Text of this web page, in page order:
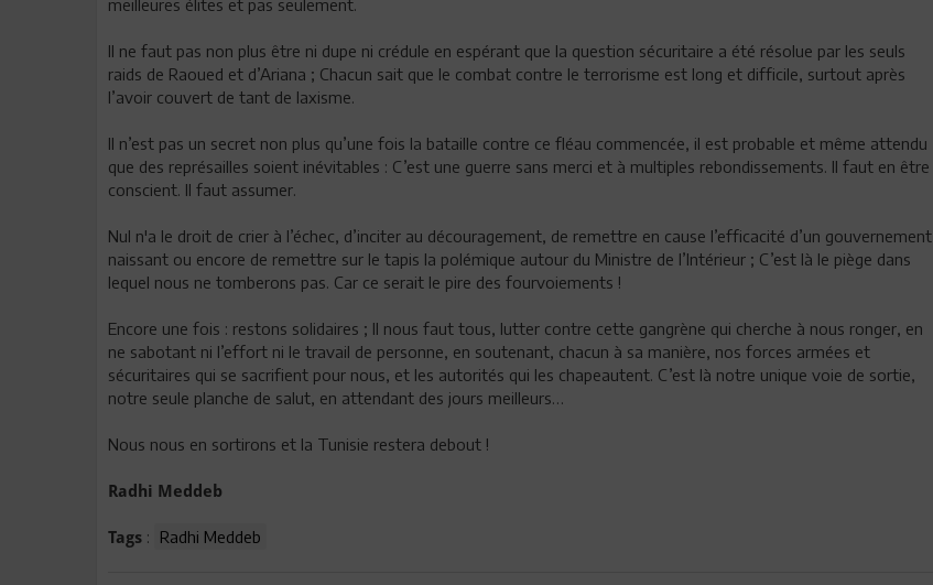
meilleures élites et pas seulement.
Il ne faut pas non plus être ni dupe ni crédule en espérant que la question sécuritaire a été résolue par les seuls
raids de Raoued et d’Ariana ; Chacun sait que le combat contre le terrorisme est long et difficile, surtout après
l’avoir couvert de tant de laxisme.
Il n’est pas un secret non plus qu’une fois la bataille contre ce fléau commencée, il est probable et même attendu
que des représailles soient inévitables : C’est une guerre sans merci et à multiples rebondissements. Il faut en être
conscient. Il faut assumer.
Nul n'a le droit de crier à l’échec, d’inciter au découragement, de remettre en cause l’efficacité d’un gouvernement
naissant ou encore de remettre sur le tapis la polémique autour du Ministre de l’Intérieur ; C’est là le piège dans
lequel nous ne tomberons pas. Car ce serait le pire des fourvoiements !
Encore une fois : restons solidaires ; Il nous faut tous, lutter contre cette gangrène qui cherche à nous ronger, en
ne sabotant ni l’effort ni le travail de personne, en soutenant, chacun à sa manière, nos forces armées et
sécuritaires qui se sacrifient pour nous, et les autorités qui les chapeautent. C’est là notre unique voie de sortie,
notre seule planche de salut, en attendant des jours meilleurs…
Nous nous en sortirons et la Tunisie restera debout !
Radhi Meddeb
Tags : Radhi Meddeb